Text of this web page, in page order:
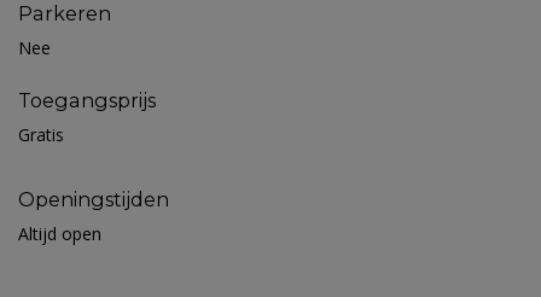
Parkeren
Nee
Toegangsprijs
Gratis
Openingstijden
Altijd open